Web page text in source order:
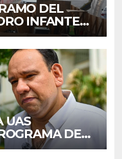
DEL
INFANTE
OBRAS
A
UAS
DE
Y